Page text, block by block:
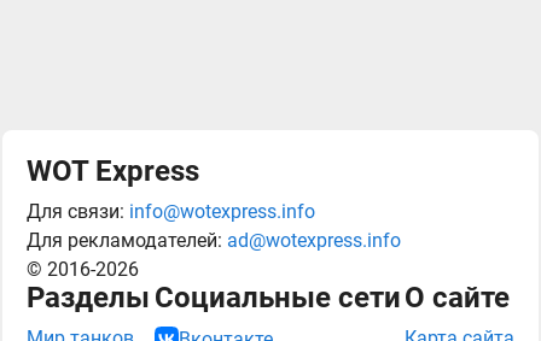
WOT Express
Для связи: info@wotexpress.info
Для рекламодателей: ad@wotexpress.info
© 2016-2026
Разделы Социальные сетиО сайте